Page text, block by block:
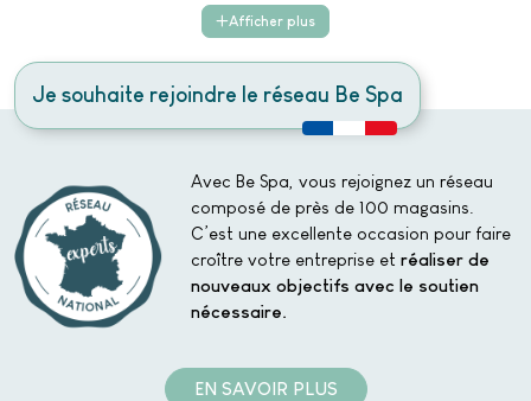
l'IKARIA et transformez votre domicile en bulle de bien-être.
Afficher plus
Je souhaite rejoindre le réseau Be Spa
Avec Be Spa, vous rejoignez un réseau
composé de près de 100 magasins.
C’est une excellente occasion pour faire
croître votre entreprise etréaliser de
nouveaux objectifs avec le soutien
nécessaire.
EN SAVOIR PLUS